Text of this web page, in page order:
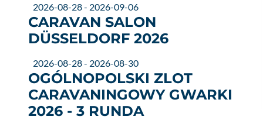
2026-08-28 - 2026-09-06
CARAVAN SALON
DÜSSELDORF 2026
2026-08-28 - 2026-08-30
OGÓLNOPOLSKI ZLOT
CARAVANINGOWY GWARKI
2026 - 3 RUNDA